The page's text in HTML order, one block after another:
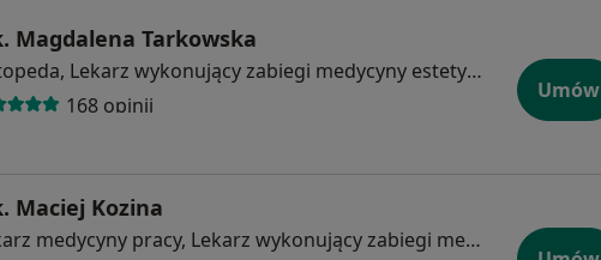
Magdalena Tarkowska
Ortopeda, Lekarz wykonujący zabiegi medycyny estetycznej
168 opinii
Umów
Maciej Kozina
Lekarz medycyny pracy, Lekarz wykonujący zabiegi medycyny estetycznej, Internista